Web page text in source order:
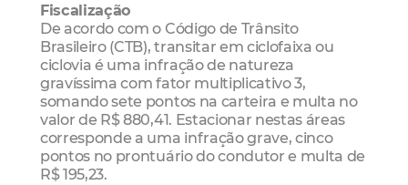
Fiscalização
De acordo com o Código de Trânsito
Brasileiro (CTB), transitar em ciclofaixa ou
ciclovia é uma infração de natureza
gravíssima com fator multiplicativo 3,
somando sete pontos na carteira e multa no
valor de R$ 880,41. Estacionar nestas áreas
corresponde a uma infração grave, cinco
pontos no prontuário do condutor e multa de
R$ 195,23.